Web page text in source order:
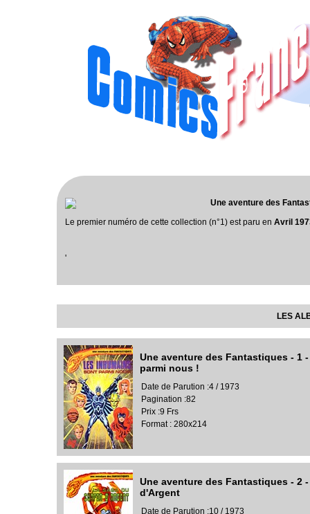
Une aventure des
Le premier numéro de cette collection (n°1) est paru en Avril
'
LES
Une aventure des Fantastiques - 1
parmi nous !
Date de Parution :4 / 1973
Pagination :82
Prix :9 Frs
Format : 280x214
Une aventure des Fantastiques - 2
d'Argent
Date de Parution :10 / 1973